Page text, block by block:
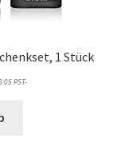
1 Stück
PST-